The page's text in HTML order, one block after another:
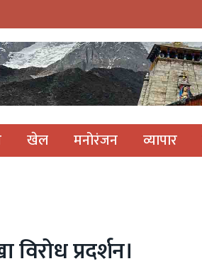
खेल मनोरंजन व्यापार
प्रदर्शन।